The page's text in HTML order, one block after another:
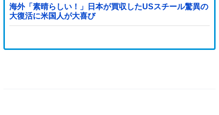
海外「素晴らしい！」日本が買収したUSスチール驚異の
大復活に米国人が大喜び